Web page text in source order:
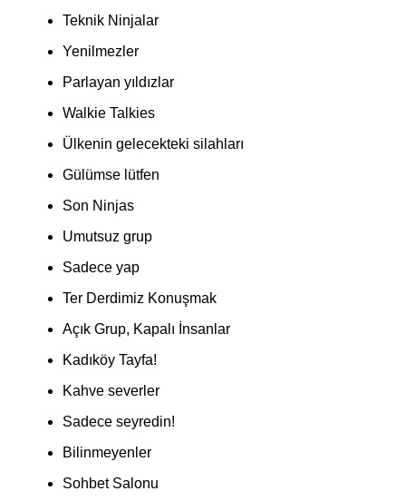
Teknik Ninjalar
Yenilmezler
Parlayan yıldızlar
Walkie Talkies
Ülkenin gelecekteki silahları
Gülümse lütfen
Son Ninjas
Umutsuz grup
Sadece yap
Ter Derdimiz Konuşmak
Açık Grup, Kapalı İnsanlar
Kadıköy Tayfa!
Kahve severler
Sadece seyredin!
Bilinmeyenler
Sohbet Salonu